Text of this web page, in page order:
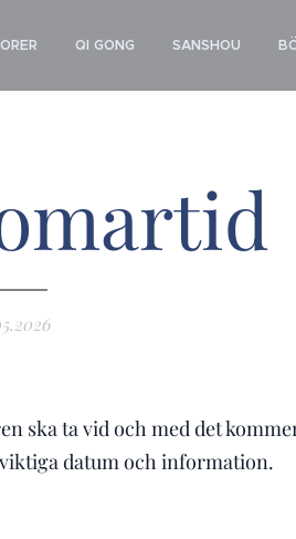
QI GONG SANSHOU
ska ta vid och med det
datum och information.